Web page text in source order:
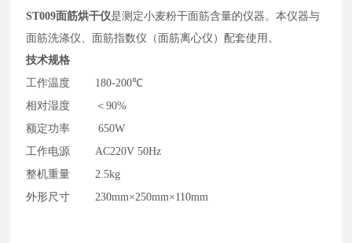
ST009面筋烘干仪是测定小麦粉干面筋含量的仪器。本仪器与
面筋洗涤仪、面筋指数仪（面筋离心仪）配套使用。
技术规格
工作温度
180-200℃
相对湿度
＜90%
额定功率
650W
工作电源
AC220V 50Hz
整机重量
2.5kg
外形尺寸
230mm×250mm×110mm